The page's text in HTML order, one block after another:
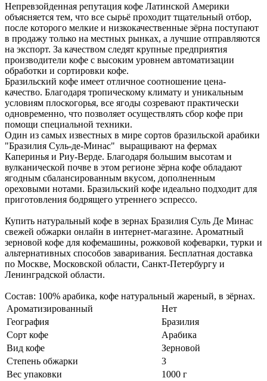
Непревзойденная репутация кофе Латинской Америки
объясняется тем, что все сырьё проходит тщательный отбор,
после которого мелкие и низкокачественные зёрна поступают
в продажу только на местных рынках, а лучшие отправляются
на экспорт. За качеством следят крупные предприятия
производители кофе с высоким уровнем автоматизации
обработки и сортировки кофе.
Бразильский кофе имеет отличное соотношение цена-
качество. Благодаря тропическому климату и уникальным
условиям плоскогорья, все ягоды созревают практически
одновременно, что позволяет осуществлять сбор кофе при
помощи специальной техники.
Один из самых известных в мире сортов бразильской арабики
"Бразилия Суль-де-Минас" выращивают на фермах
Каперинья и Риу-Верде. Благодаря большим высотам и
вулканической почве в этом регионе зёрна кофе обладают
ягодным сбалансированным вкусом, дополненным
ореховыми нотами. Бразильский кофе идеально подходит для
приготовления бодрящего утреннего эспрессо.
Купить натуральный кофе в зернах Бразилия Суль Де Минас
свежей обжарки онлайн в интернет-магазине. Ароматный
зерновой кофе для кофемашины, рожковой кофеварки, турки и
альтернативных способов заваривания. Бесплатная доставка
по Москве, Московской области, Санкт-Петербургу и
Ленинградской области.
Состав: 100% арабика, кофе натуральный жареный, в зёрнах.
Ароматизированный
Нет
География
Бразилия
Сорт кофе
Арабика
Вид кофе
Зерновой
Степень обжарки
3
Вес упаковки
1000 г